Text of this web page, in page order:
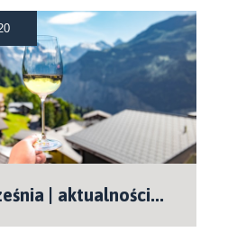
| aktualności...